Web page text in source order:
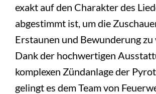
exakt auf den Charakter des
abgestimmt ist, um die
Erstaunen und Bewunderung zu
Dank der hochwertigen
komplexen Zündanlage der
gelingt es dem Team von